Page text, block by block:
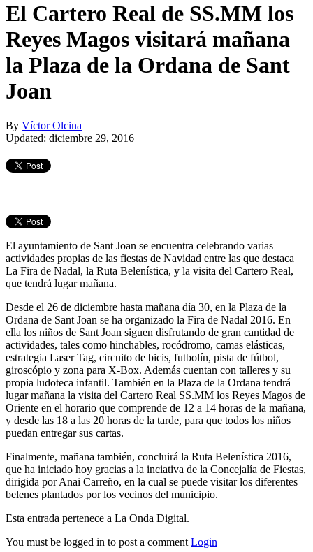
El Cartero Real de SS.MM los
Reyes Magos visitará mañana
la Plaza de la Ordana de Sant
Joan
By Víctor Olcina
Updated: diciembre 29, 2016
El ayuntamiento de Sant Joan se encuentra celebrando varias
actividades propias de las fiestas de Navidad entre las que destaca
La Fira de Nadal, la Ruta Belenística, y la visita del Cartero Real,
que tendrá lugar mañana.
Desde el 26 de diciembre hasta mañana día 30, en la Plaza de la
Ordana de Sant Joan se ha organizado la Fira de Nadal 2016. En
ella los niños de Sant Joan siguen disfrutando de gran cantidad de
actividades, tales como hinchables, rocódromo, camas elásticas,
estrategia Laser Tag, circuito de bicis, futbolín, pista de fútbol,
giroscópio y zona para X-Box. Además cuentan con talleres y su
propia ludoteca infantil. También en la Plaza de la Ordana tendrá
lugar mañana la visita del Cartero Real SS.MM los Reyes Magos de
Oriente en el horario que comprende de 12 a 14 horas de la mañana,
y desde las 18 a las 20 horas de la tarde, para que todos los niños
puedan entregar sus cartas.
Finalmente, mañana también, concluirá la Ruta Belenística 2016,
que ha iniciado hoy gracias a la inciativa de la Concejalía de Fiestas,
dirigida por Anai Carreño, en la cual se puede visitar los diferentes
belenes plantados por los vecinos del municipio.
Esta entrada pertenece a La Onda Digital.
You must be logged in to post a comment Login